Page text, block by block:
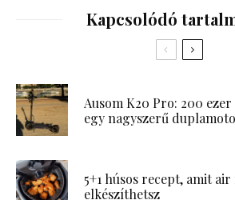
Kapcsolódó
Ausom K20 Pro: 200
egy nagyszerű
5+1 húsos recept, amit
elkészíthetsz